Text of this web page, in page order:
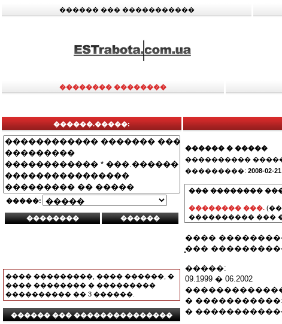
������ ��� �����������
�������� ��������
������.�����:
�����:
���� ���������, ���� ������, �
���� �������� � ���������
���������� �� 3 ������.
������ ��� ���������������
������ � �����
����������
���������: 2008-02-
��� ��������
�������� ���.
���������� ���
���� ����������:
̳���
�����:
09.1999 � 06.2002
�
�